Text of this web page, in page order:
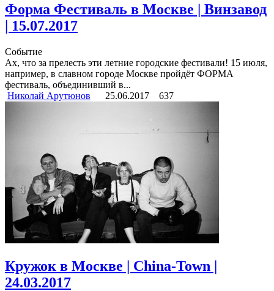
Форма Фестиваль в Москве | Винзавод
| 15.07.2017
Событие
Ах, что за прелесть эти летние городские фестивали! 15 июля,
например, в славном городе Москве пройдёт ФОРМА
фестиваль, объединивший в...
Николай Арутюнов
25.06.2017 637
Кружок в Москве | China-Town |
24.03.2017